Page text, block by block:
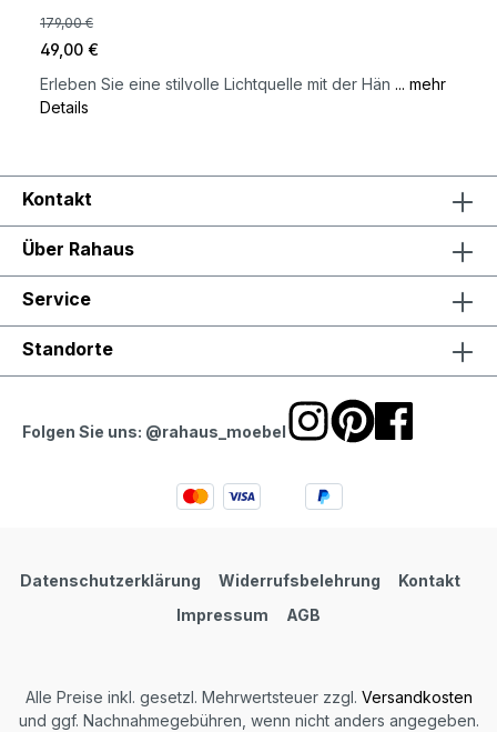
179,00 €
49,00 €
Erleben Sie eine stilvolle Lichtquelle mit der Hän ... mehr
Details
Kontakt
Über Rahaus
Service
Standorte
Folgen Sie uns: @rahaus_moebel
Datenschutzerklärung Widerrufsbelehrung
Kontakt
Impressum
AGB
Alle Preise inkl. gesetzl. Mehrwertsteuer zzgl. Versandkosten
und ggf. Nachnahmegebühren, wenn nicht anders angegeben.